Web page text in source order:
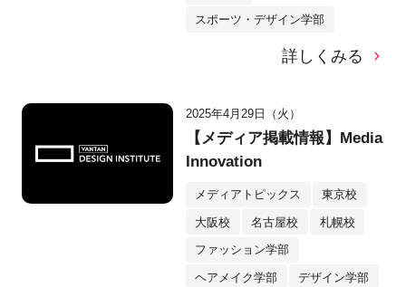
スポーツ・デザイン学部
詳しくみる
2025年4月29日（火）
【メディア掲載情報】Media
Innovation
メディアトピックス 東京校
大阪校 名古屋校 札幌校
ファッション学部
ヘアメイク学部 デザイン学部